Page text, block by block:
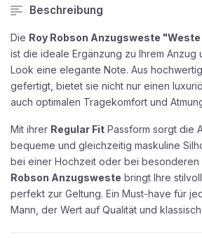
Beschreibung
Die Roy Robson Anzugsweste
ist die ideale Ergänzung zu Ihrem Anzug
Look eine elegante Note. Aus
gefertigt, bietet sie nicht nur einen
auch optimalen Tragekomfort und
Mit ihrer Regular Fit Passform sorgt die
bequeme und gleichzeitig maskuline
bei einer Hochzeit oder bei besonderen
Robson Anzugsweste bringt Ihre
perfekt zur Geltung. Ein Must-have für
Mann, der Wert auf Qualität und